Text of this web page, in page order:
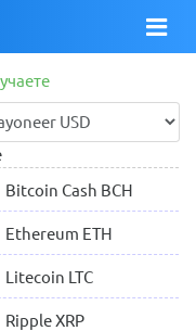
Bitcoin Cash BCH
Ethereum ETH
Litecoin LTC
Ripple XRP